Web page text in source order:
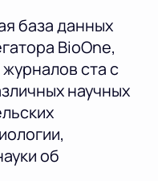
база данных
BioOne,
ста с
научных
об